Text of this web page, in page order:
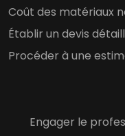
Coût des matériaux
Établir un devis
Procéder à une
Engager le